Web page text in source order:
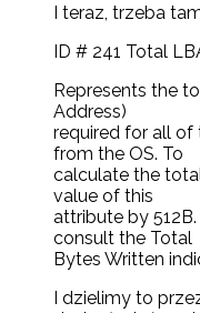
I teraz, trzeba
ID # 241 Total
Represents the
Address)
required for all of
from the OS. To
calculate the
value of this
attribute by
consult the Total
Bytes Written
I dzielimy to